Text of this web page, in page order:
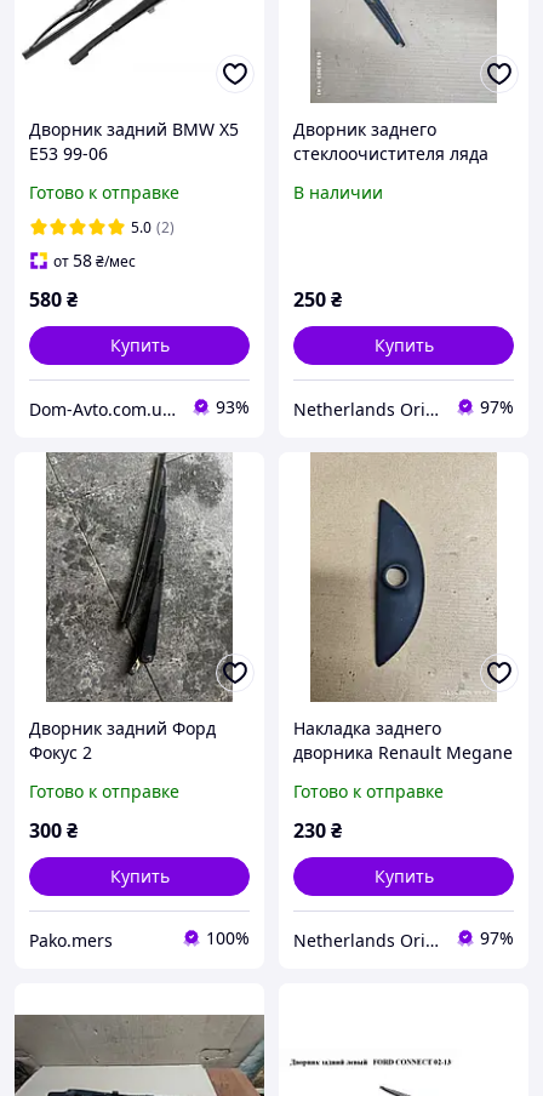
Дворник задний BMW X5
E53 99-06
Готово к отправке
5.0 (2)
от58₴/мес
580₴
Купить
Dom-Avto.com.ua - Запчастини та аксесуари за вигідною ціною 93%
Дворник заднего
стеклоочистителя ляда
8a6117406aa
В наличии
250₴
Купить
Netherlands Original Parts 97%
Дворник задний Форд
Фокус 2
Готово к отправке
300₴
Купить
Pako.mers 100%
Накладка заднего
дворника Renault Megane
Готово к отправке
230₴
Купить
Netherlands Original Parts 97%